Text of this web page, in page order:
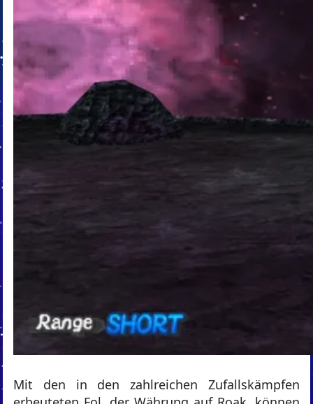
Mit den in den zahlreichen Zufallskämpfen